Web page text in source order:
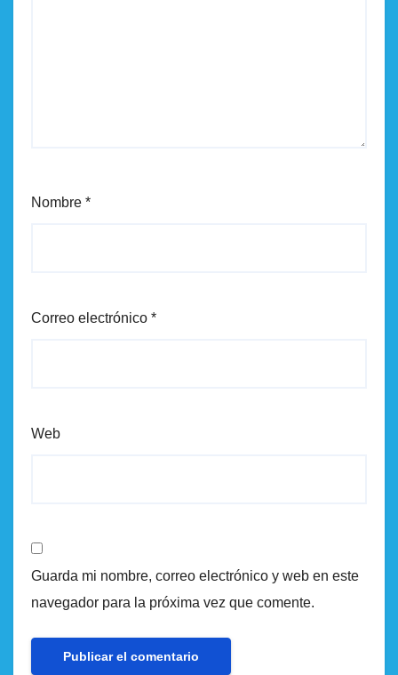
Nombre *
Correo electrónico *
Web
Guarda mi nombre, correo electrónico y web en este
navegador para la próxima vez que comente.